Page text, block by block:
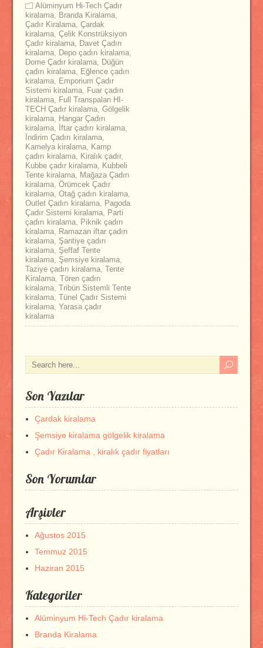
Alüminyum Hi-Tech Çadır
kiralama, Branda Kiralama,
Çadır Kiralama, Çardak
kiralama, Çelik Konstrüksiyon
Çadır kiralama,
Davet Çadırı
kiralama, Depo çadırı kiralama,
Dome Çadır kiralama,
Düğün
çadırı kiralama,
Eğlence çadırı
kiralama,
Emporium Çadır
Sistemi kiralama,
Fuar çadırı
kiralama,
Full Transpalan HI-
TECH Çadır kiralama, Gölgelik
kiralama,
Hangar Çadırı
kiralama, İftar çadırı kiralama,
İndirim Çadırı kiralama,
Kamelya kiralama,
Kamp
çadırı kiralama, Kiralık çadır,
Kubbe çadır kiralama,
Kubbeli
Tente kiralama,
Mağaza Çadırı
kiralama, Örümcek Çadır
kiralama, Otağ çadırı kiralama,
Outlet Çadırı kiralama,
Pagoda
Çadır Sistemi kiralama,
Parti
çadırı kiralama,
Piknik çadırı
kiralama,
Ramazan iftar çadırı
kiralama, Şantiye çadırı
kiralama, Şeffaf Tente
kiralama, Şemsiye kiralama,
Taziye çadırı kiralama, Tente
Kiralama, Tören çadırı
kiralama, Tribün Sistemli Tente
kiralama, Tünel Çadır Sistemi
kiralama, Yarasa çadır
kiralama
Son Yazılar
Çardak kiralama
Şemsiye kiralama gölgelik kiralama
Çadır Kiralama , kiralık çadır fiyatları
Son Yorumlar
Arşivler
Ağustos 2015
Temmuz 2015
Haziran 2015
Kategoriler
Alüminyum Hi-Tech Çadır kiralama
Branda Kiralama